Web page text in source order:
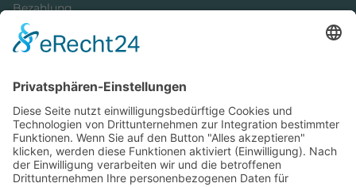
Bezahlung
Newsletter
Versandinformationen
Verfügbarkeit/Verträglichkeit
Rechtliches
Widerrufsrecht und Widerrufsformular